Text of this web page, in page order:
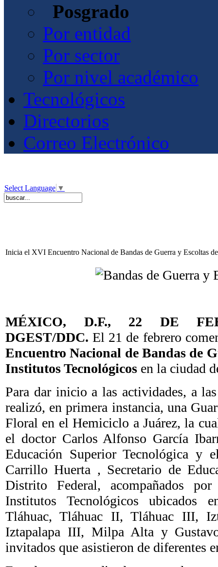
Posgrado
Por entidad
Por sector
Por nivel académico
Tecnológicos
Directorios
Correo Electrónico
Select Language ▼
Inicia el XVI Encuentro Nacional de Bandas de Guerra y Escoltas
MÉXICO, D.F., 22 DE
DGEST/DDC. El 21 de febrero
Encuentro Nacional de Bandas de
Institutos Tecnológicos en la ciudad
Para dar inicio a las actividades, a
realizó, en primera instancia, una
Floral en el Hemiciclo a Juárez, la
el doctor Carlos Alfonso García
Educación Superior Tecnológica y
Carrillo Huerta , Secretario de
Distrito Federal, acompañados
Institutos Tecnológicos ubicados
Tláhuac, Tláhuac II, Tláhuac III,
Iztapalapa III, Milpa Alta y
invitados que asistieron de diferentes